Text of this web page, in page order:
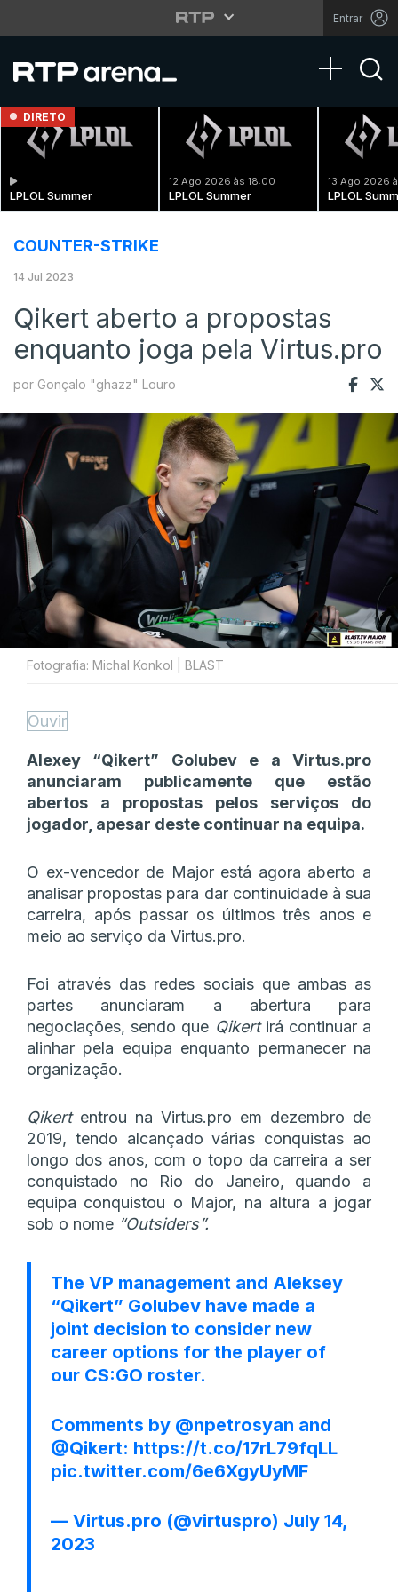
Entrar
Toggle
DIRETO
LPLOL Summer
12 Ago 2026 às 18:00
LPLOL Summer
13 Ago 2026
LPLOL
COUNTER-STRIKE
14 Jul 2023
Qikert aberto a propostas
enquanto joga pela Virtus.pro
por Gonçalo "ghazz" Louro
Fotografia: Michal Konkol | BLAST
Ouvir
Alexey “Qikert” Golubev e a Virtus.pro
anunciaram publicamente que estão
abertos a propostas pelos serviços do
jogador, apesar deste continuar na equipa.
O ex-vencedor de Major está agora aberto a
analisar propostas para dar continuidade à sua
carreira, após passar os últimos três anos e
meio ao serviço da Virtus.pro.
Foi através das redes sociais que ambas as
partes anunciaram a abertura para
negociações, sendo que Qikertirá continuar a
alinhar pela equipa enquanto permanecer na
organização.
Qikertentrou na Virtus.pro em dezembro de
2019, tendo alcançado várias conquistas ao
longo dos anos, com o topo da carreira a ser
conquistado no Rio do Janeiro, quando a
equipa conquistou o Major, na altura a jogar
sob o nome “Outsiders”.
The VP management and Aleksey
“Qikert” Golubev have made a
joint decision to consider new
career options for the player of
our CS:GO roster.
Comments by @npetrosyan and
@Qikert: https://t.co/17rL79fqLL
pic.twitter.com/6e6XgyUyMF
— Virtus.pro (@virtuspro) July 14,
2023